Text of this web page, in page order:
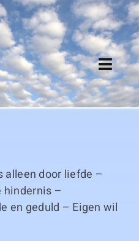
alleen door liefde –
hindernis –
en geduld – Eigen wil